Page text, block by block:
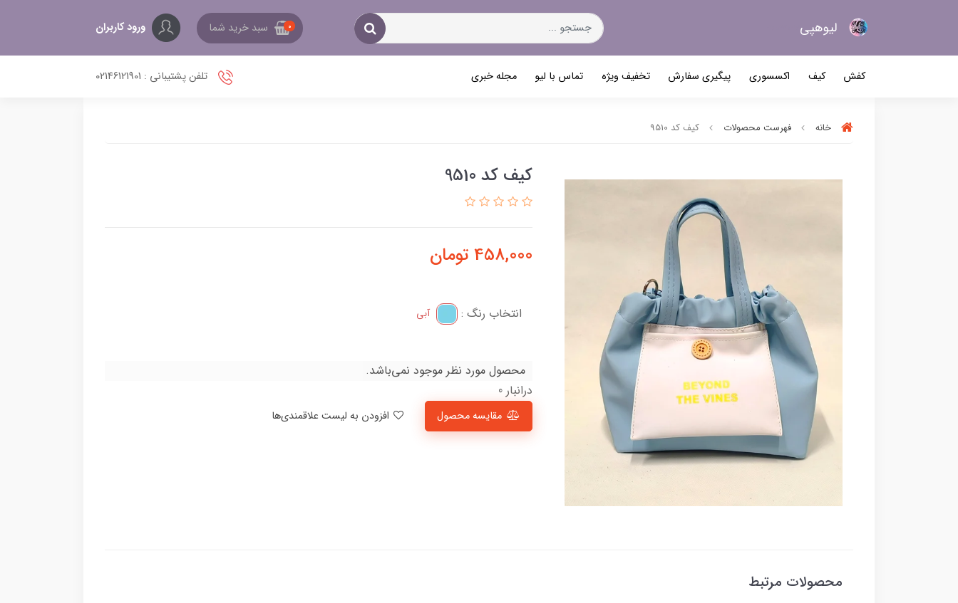
لیو‌هپی 0 سبد خرید شما ورود کاربران
کفش کیف اکسسوری پیگیری سفارش تخفیف ویژه تماس با لیو مجله خبری تلفن پشتیبانی : 02146121901
خانه فهرست محصولات کیف کد 9510
کیف کد 9510
458,000 تومان
انتخاب رنگ : آبی
محصول مورد نظر موجود نمی‌باشد.
درانبار 0
مقایسه محصول
محصولات مرتبط